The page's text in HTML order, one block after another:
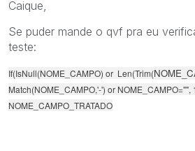
Caique,
Se puder mande o qvf pra eu
teste:
If(IsNull(NOME_CAMPO) or Len(Trim(
Match(NOME_CAMPO,'-') or NOME_CAMPO="",
NOME_CAMPO_TRATADO